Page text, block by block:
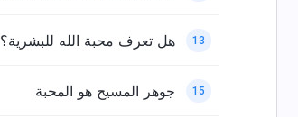
13 هل تعرف محبة الله للبشرية؟
15 جوهر المسيح هو المحبة